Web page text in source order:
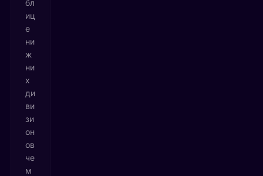
бл
иц
е
ни
ж
ни
х
ди
ви
зи
он
ов
че
м